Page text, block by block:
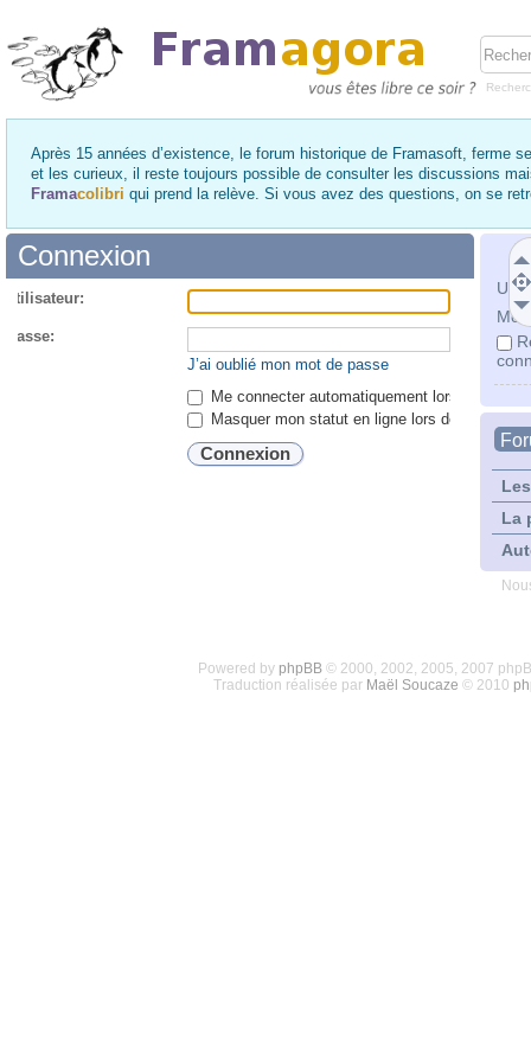
Après 15 années d’existence, le forum historique de Framasoft, ferme
et les curieux, il reste toujours possible de consulter les discussions
Framacolibri qui prend la relève. Si vous avez des questions, on se
Mot
La
Connexion
passe:
J’ai oublié mon mot de passe
Me connecter automatiquement lors de
Masquer mon statut en ligne lors de cette
Powered by phpBB© 2000, 2002, 2005, 2007
Traduction réalisée par Maël Soucaze © 2010